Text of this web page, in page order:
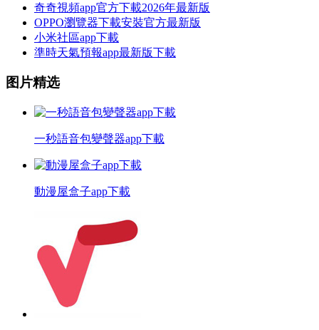
奇奇視頻app官方下載2026年最新版
OPPO瀏覽器下載安裝官方最新版
小米社區app下載
準時天氣預報app最新版下載
图片精选
一秒語音包變聲器app下載
動漫屋盒子app下載